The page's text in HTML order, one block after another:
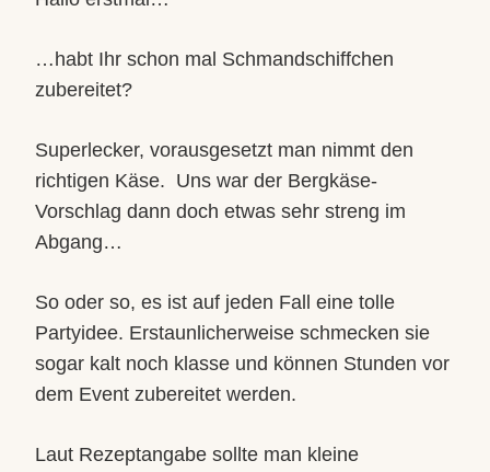
…habt Ihr schon mal Schmandschiffchen
zubereitet?
Superlecker, vorausgesetzt man nimmt den
richtigen Käse. Uns war der Bergkäse-
Vorschlag dann doch etwas sehr streng im
Abgang…
So oder so, es ist auf jeden Fall eine tolle
Partyidee. Erstaunlicherweise schmecken sie
sogar kalt noch klasse und können Stunden vor
dem Event zubereitet werden.
Laut Rezeptangabe sollte man kleine